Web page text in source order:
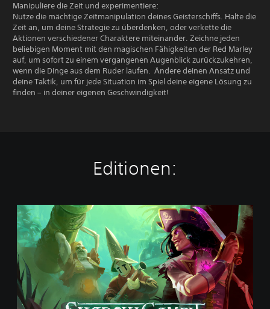
Manipuliere die Zeit und experimentiere:
Nutze die mächtige Zeitmanipulation deines Geisterschiffs. Halte die
Zeit an, um deine Strategie zu überdenken, oder verkette die
Aktionen verschiedener Charaktere miteinander. Zeichne jeden
beliebigen Moment mit den magischen Fähigkeiten der Red Marley
auf, um sofort zu einem vergangenen Augenblick zurückzukehren,
wenn die Dinge aus dem Ruder laufen. Ändere deinen Ansatz und
deine Taktik, um für jede Situation im Spiel deine eigene Lösung zu
finden – in deiner eigenen Geschwindigkeit!
Editionen:
S
h
d
o
w
G
a
m